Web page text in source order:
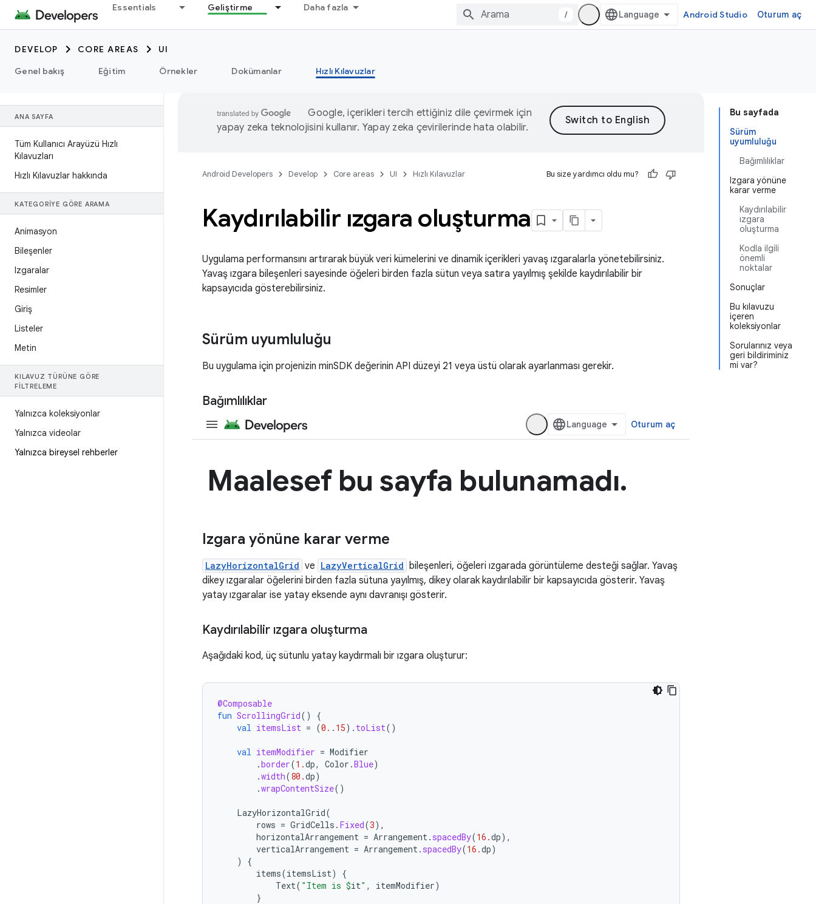
Essentials Geliştirme Daha fazla
/ Android Studio Oturum aç
DEVELOP CORE AREAS
UI
Genel bakış
Eğitim Örnekler Dokümanlar Hızlı Kılavuzlar
ANA SAYFA
Tüm Kullanıcı Arayüzü Hızlı
Kılavuzları
Hızlı Kılavuzlar hakkında
KATEGORIYE GÖRE ARAMA
Animasyon
Bileşenler
Izgaralar
Resimler
Giriş
Listeler
Metin
KILAVUZ TÜRÜNE GÖRE
FILTRELEME
Yalnızca koleksiyonlar
Yalnızca videolar
Yalnızca bireysel rehberler
Bu sayfada
Sürüm
uyumluluğu
Bağımlılıklar
Izgara yönüne
karar verme
Kaydırılabilir
ızgara
oluşturma
Kodla ilgili
önemli
noktalar
Sonuçlar
Bu kılavuzu
içeren
koleksiyonlar
Sorularınız veya
geri bildiriminiz
mi var?
Google, içerikleri tercih ettiğiniz dile çevirmek için
yapay zeka teknolojisini kullanır. Yapay zeka çevirilerinde hata olabilir.
Android Developers Develop Core areas UI Hızlı Kılavuzlar Bu size yardımcı oldu mu?
Kaydırılabilir ızgara oluşturma
Uygulama performansını artırarak büyük veri kümelerini ve dinamik içerikleri yavaş ızgaralarla yönetebilirsiniz.
Yavaş ızgara bileşenleri sayesinde öğeleri birden fazla sütun veya satıra yayılmış şekilde kaydırılabilir bir
kapsayıcıda gösterebilirsiniz.
Sürüm uyumluluğu
Bu uygulama için projenizin minSDK değerinin API düzeyi 21 veya üstü olarak ayarlanması gerekir.
Bağımlılıklar
Izgara yönüne karar verme
LazyHorizontalGrid ve LazyVerticalGrid bileşenleri, öğeleri ızgarada görüntüleme desteği sağlar. Yavaş
dikey ızgaralar öğelerini birden fazla sütuna yayılmış, dikey olarak kaydırılabilir bir kapsayıcıda gösterir. Yavaş
yatay ızgaralar ise yatay eksende aynı davranışı gösterir.
Kaydırılabilir ızgara oluşturma
Aşağıdaki kod, üç sütunlu yatay kaydırmalı bir ızgara oluşturur:
@Composable
fun ScrollingGrid()
{
val itemsList = (0. . 15). toList()
val itemModifier = Modifier
.border(1.dp, Color .Blue)
.width(80.dp)
.wrapContentSize()
LazyHorizontalGrid(
rows = GridCells . Fixed(3),
horizontalArrangement = Arrangement. spacedBy(16.dp),
verticalArrangement = Arrangement. spacedBy(16.dp)
)
{
items(itemsList)
{
Text( "Item is $it" , itemModifier)
}